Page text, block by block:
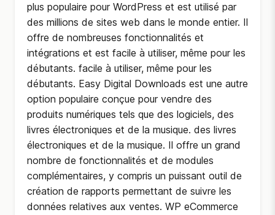
plus populaire pour WordPress et est utilisé par
des millions de sites web dans le monde entier. Il
offre de nombreuses fonctionnalités et
intégrations et est facile à utiliser, même pour les
débutants. facile à utiliser, même pour les
débutants. Easy Digital Downloads est une autre
option populaire conçue pour vendre des
produits numériques tels que des logiciels, des
livres électroniques et de la musique. des livres
électroniques et de la musique. Il offre un grand
nombre de fonctionnalités et de modules
complémentaires, y compris un puissant outil de
création de rapports permettant de suivre les
données relatives aux ventes. WP eCommerce